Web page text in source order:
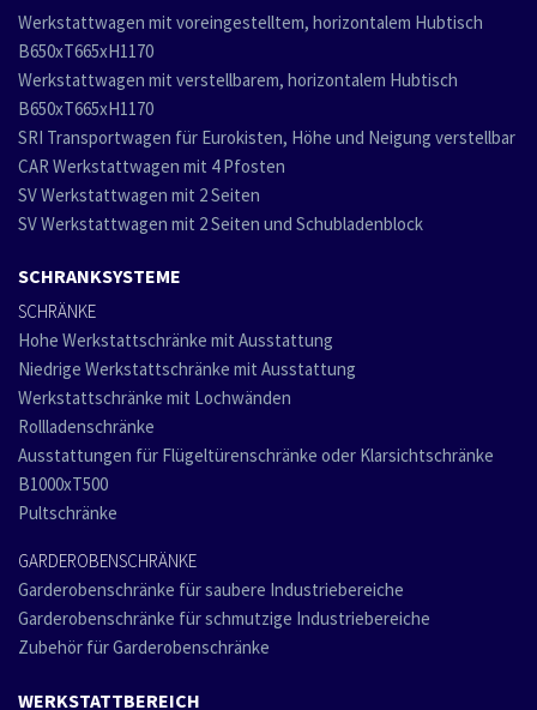
Werkstattwagen mit voreingestelltem, horizontalem Hubtisch
B650xT665xH1170
Werkstattwagen mit verstellbarem, horizontalem Hubtisch
B650xT665xH1170
SRI Transportwagen für Eurokisten, Höhe und Neigung verstellbar
CAR Werkstattwagen mit 4 Pfosten
SV Werkstattwagen mit 2 Seiten
SV Werkstattwagen mit 2 Seiten und Schubladenblock
SCHRANKSYSTEME
SCHRÄNKE
Hohe Werkstattschränke mit Ausstattung
Niedrige Werkstattschränke mit Ausstattung
Werkstattschränke mit Lochwänden
Rollladenschränke
Ausstattungen für Flügeltürenschränke oder Klarsichtschränke
B1000xT500
Pultschränke
GARDEROBENSCHRÄNKE
Garderobenschränke für saubere Industriebereiche
Garderobenschränke für schmutzige Industriebereiche
Zubehör für Garderobenschränke
WERKSTATTBEREICH